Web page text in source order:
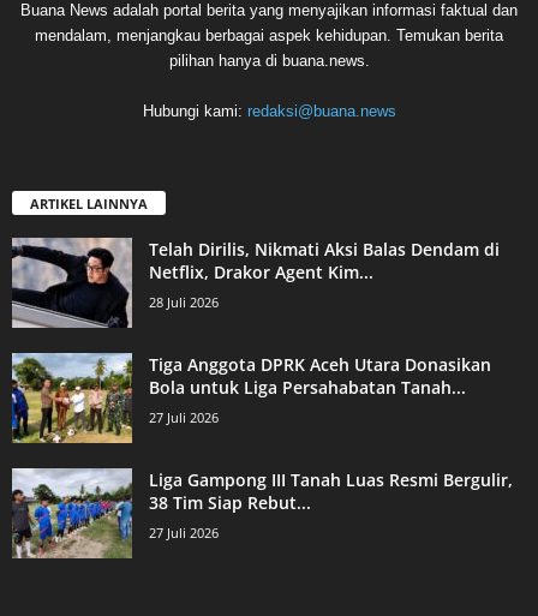
Buana News adalah portal berita yang menyajikan informasi faktual dan
mendalam, menjangkau berbagai aspek kehidupan. Temukan berita
pilihan hanya di buana.news.
Hubungi kami: redaksi@buana.news
ARTIKEL LAINNYA
Telah Dirilis, Nikmati Aksi Balas Dendam di
Netflix, Drakor Agent Kim...
28 Juli 2026
Tiga Anggota DPRK Aceh Utara Donasikan
Bola untuk Liga Persahabatan Tanah...
27 Juli 2026
Liga Gampong III Tanah Luas Resmi Bergulir,
38 Tim Siap Rebut...
27 Juli 2026